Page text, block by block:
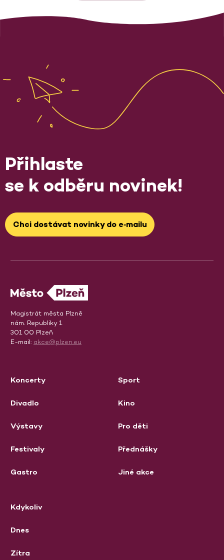
Přihlaste
se k odběru novinek!
Chci dostávat novinky do e‑mailu
Magistrát města Plzně
nám. Republiky 1
301 00 Plzeň
E-mail: akce@plzen.eu
Koncerty
Divadlo
Výstavy
Festivaly
Gastro
Sport
Kino
Pro děti
Přednášky
Jiné akce
Kdykoliv
Dnes
Zítra